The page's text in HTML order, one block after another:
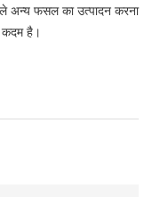
अन्य फसल का उत्पादन करना
कदम है।